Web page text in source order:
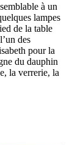
à un
lampes
de la table
des
pour la
du dauphin
la verrerie, la